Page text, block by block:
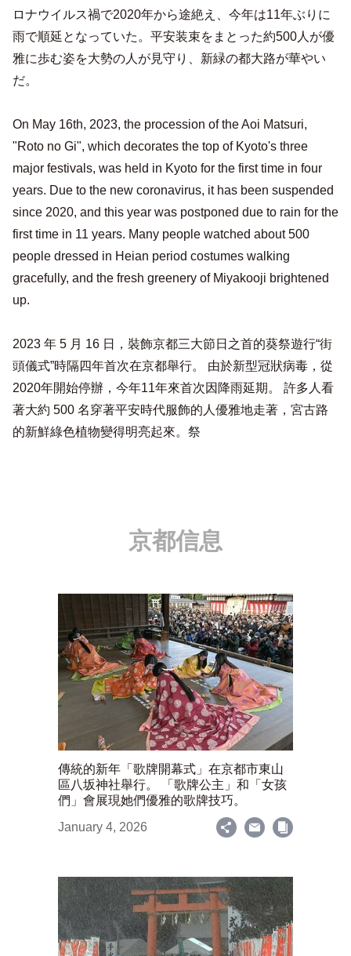
ロナウイルス禍で2020年から途絶え、今年は11年ぶりに
雨で順延となっていた。平安装束をまとった約500人が優
雅に歩む姿を大勢の人が見守り、新緑の都大路が華やい
だ。
On May 16th, 2023, the procession of the Aoi Matsuri,
"Roto no Gi", which decorates the top of Kyoto's three
major festivals, was held in Kyoto for the first time in four
years. Due to the new coronavirus, it has been suspended
since 2020, and this year was postponed due to rain for the
first time in 11 years. Many people watched about 500
people dressed in Heian period costumes walking
gracefully, and the fresh greenery of Miyakooji brightened
up.
2023 年 5 月 16 日，裝飾京都三大節日之首的葵祭遊行“街
頭儀式”時隔四年首次在京都舉行。 由於新型冠狀病毒，從
2020年開始停辦，今年11年來首次因降雨延期。 許多人看
著大約 500 名穿著平安時代服飾的人優雅地走著，宮古路
的新鮮綠色植物變得明亮起來。祭
京都信息
傳統的新年「歌牌開幕式」在京都市東山
區八坂神社舉行。 「歌牌公主」和「女孩
們」會展現她們優雅的歌牌技巧。
January 4, 2026